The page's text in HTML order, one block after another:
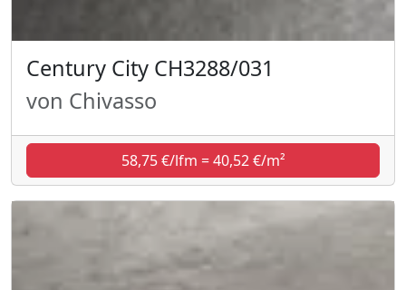
Century City CH3288/031
von Chivasso
58,75 €/lfm = 40,52 €/m²